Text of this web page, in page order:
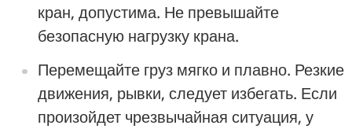
кран, допустима. Не превышайте
безопасную нагрузку крана.
Перемещайте груз мягко и плавно. Резкие
движения, рывки, следует избегать. Если
произойдет чрезвычайная ситуация, у